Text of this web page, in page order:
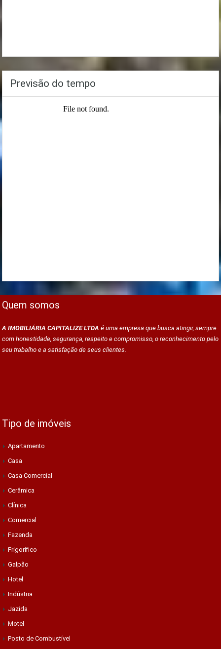
Previsão do tempo
Quem somos
A IMOBILIÁRIA CAPITALIZE LTDA é uma empresa que busca atingir, sempre
com honestidade, segurança, respeito e compromisso, o reconhecimento pelo
seu trabalho e a satisfação de seus clientes.
Tipo de imóveis
Apartamento
Casa
Casa Comercial
Cerâmica
Clínica
Comercial
Fazenda
Frigorífico
Galpão
Hotel
Indústria
Jazida
Motel
Posto de Combustível